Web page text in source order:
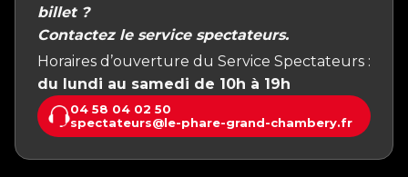
billet ?
Contactez le service spectateurs.
Horaires d’ouverture du Service Spectateurs :
du lundi au samedi de 10h à 19h
04 58 04 02 50
spectateurs@le-phare-grand-chambery.fr